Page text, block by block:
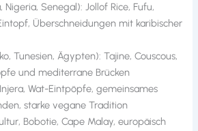
Nigeria, Senegal): Jollof Rice, Fufu,
Überschneidungen mit karibischer
Tunesien, Ägypten): Tajine, Couscous,
und mediterrane Brücken
Wat-Eintpöpfe, gemeinsames
starke vegane Tradition
Bobotie, Cape Malay, europäisch